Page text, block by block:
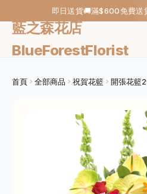
即日送貨🚚滿$600免費送
藍之森花店
BlueForestFlorist
首頁 全部商品 祝賀花籃 開張花籃